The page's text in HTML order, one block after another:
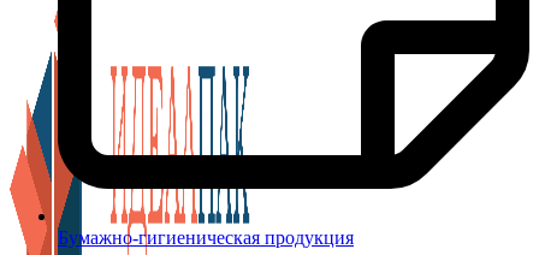
Бумажно-гигиеническая продукция